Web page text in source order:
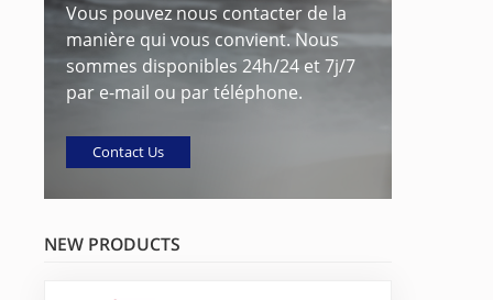
Vous pouvez nous contacter de la
manière qui vous convient. Nous
sommes disponibles 24h/24 et 7j/7
par e-mail ou par téléphone.
Contact Us
NEW PRODUCTS